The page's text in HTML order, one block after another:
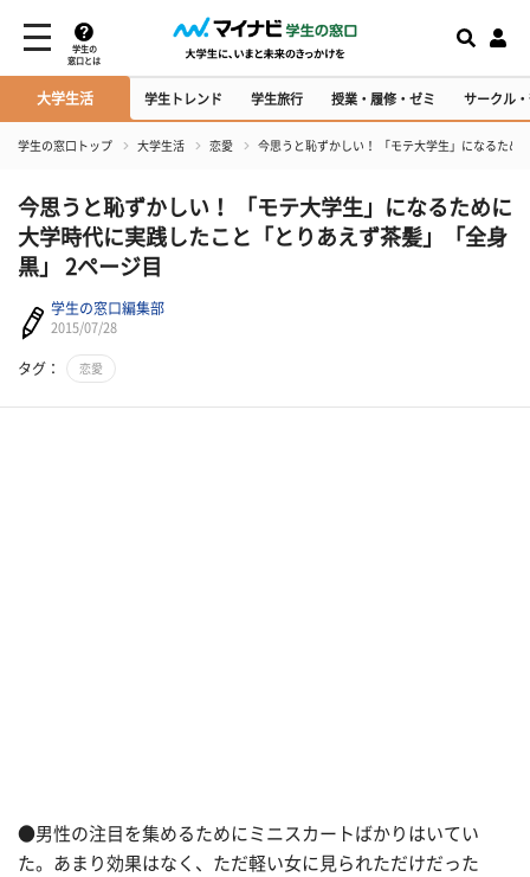
学生の
窓口とは
大学生活 学生トレンド 学生旅行 授業・履修・ゼミ サークル
学生の窓口トップ 大学生活 恋愛 今思うと恥ずかしい！ 「モテ大学生」になるため
今思うと恥ずかしい！ 「モテ大学生」になるために
大学時代に実践したこと「とりあえず茶髪」「全身
黒」 2ページ目
学生の窓口編集部
2015/07/28
タグ： 恋愛
●男性の注目を集めるためにミニスカートばかりはいてい
た。あまり効果はなく、ただ軽い女に見られただけだった